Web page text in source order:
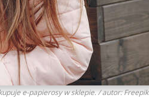
e-papierosy w sklepie. / autor: Freepik